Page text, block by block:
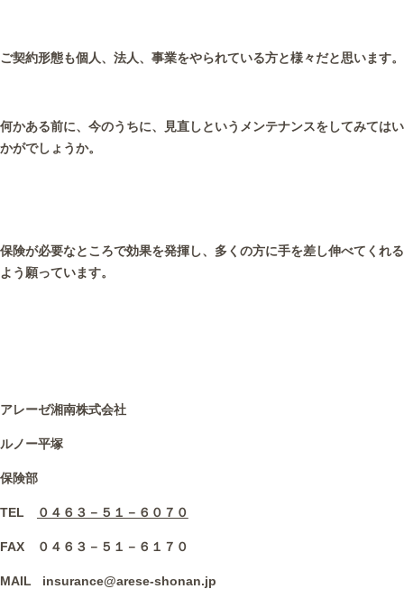
ご契約形態も個人、法人、事業をやられている方と様々だと思います。
何かある前に、今のうちに、見直しというメンテナンスをしてみてはい
かがでしょうか。
保険が必要なところで効果を発揮し、多くの方に手を差し伸べてくれる
よう願っています。
アレーゼ湘南株式会社
ルノー平塚
保険部
TEL ０４６３－５１－６０７０
FAX ０４６３－５１－６１７０
MAIL insurance@arese-shonan.jp